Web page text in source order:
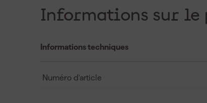
Informations sur le
Informations techniques
Numéro d'article